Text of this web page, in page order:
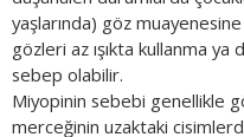
yaşlarında) göz
gözleri az ışıkta kullanma
sebep olabilir.
Miyopinin sebebi genellikle
merceğinin uzaktaki